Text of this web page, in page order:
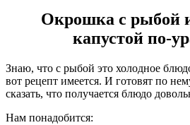
Окрошка с рыбой
капустой по-
Знаю, что с рыбой это холодное
вот рецепт имеется. И готовят по
сказать, что получается блюдо
Нам понадобится: